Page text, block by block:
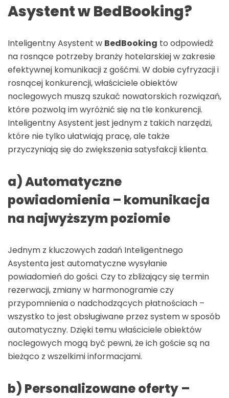
Asystent w BedBooking?
Inteligentny Asystent w BedBooking to odpowiedź
na rosnące potrzeby branży hotelarskiej w zakresie
efektywnej komunikacji z gośćmi. W dobie cyfryzacji i
rosnącej konkurencji, właściciele obiektów
noclegowych muszą szukać nowatorskich rozwiązań,
które pozwolą im wyróżnić się na tle konkurencji.
Inteligentny Asystent jest jednym z takich narzędzi,
które nie tylko ułatwiają pracę, ale także
przyczyniają się do zwiększenia satysfakcji klienta.
a) Automatyczne
powiadomienia – komunikacja
na najwyższym poziomie
Jednym z kluczowych zadań Inteligentnego
Asystenta jest automatyczne wysyłanie
powiadomień do gości. Czy to zbliżający się termin
rezerwacji, zmiany w harmonogramie czy
przypomnienia o nadchodzących płatnościach –
wszystko to jest obsługiwane przez system w sposób
automatyczny. Dzięki temu właściciele obiektów
noclegowych mogą być pewni, że ich goście są na
bieżąco z wszelkimi informacjami.
b) Personalizowane oferty –